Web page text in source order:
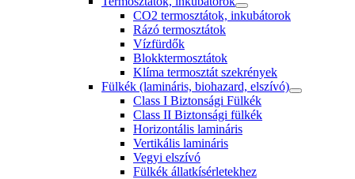
CO2 termosztátok, inkubátorok
Rázó termosztátok
Vízfürdők
Blokktermosztátok
Klíma termosztát szekrények
Fülkék (lamináris, biohazard, elszívó)
Class I Biztonsági Fülkék
Class II Biztonsági fülkék
Horizontális lamináris
Vertikális lamináris
Vegyi elszívó
Fülkék állatkísérletekhez